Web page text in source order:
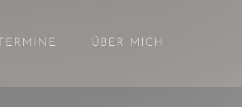
TERMINE ÜBER MICH